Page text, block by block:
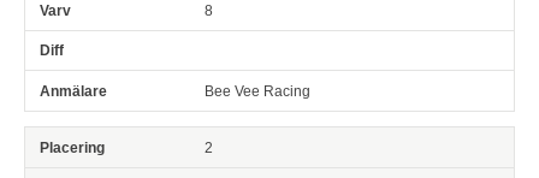
8
Bee Vee Racing
2